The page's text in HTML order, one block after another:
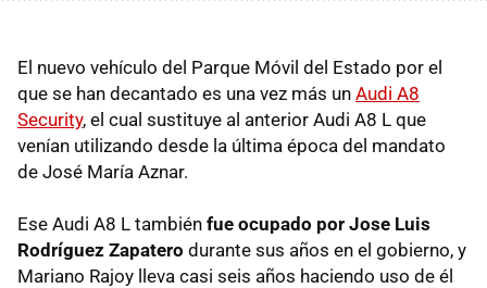
El nuevo vehículo del Parque Móvil del Estado por el
que se han decantado es una vez más un Audi A8
Security, el cual sustituye al anterior Audi A8 L que
venían utilizando desde la última época del mandato
de José María Aznar.
Ese Audi A8 L también fue ocupado por Jose Luis
Rodríguez Zapatero durante sus años en el gobierno, y
Mariano Rajoy lleva casi seis años haciendo uso de él